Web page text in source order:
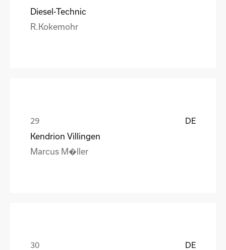
Diesel-Technic
R.Kokemohr
DE
Kendrion Villingen
Marcus M�ller
DE